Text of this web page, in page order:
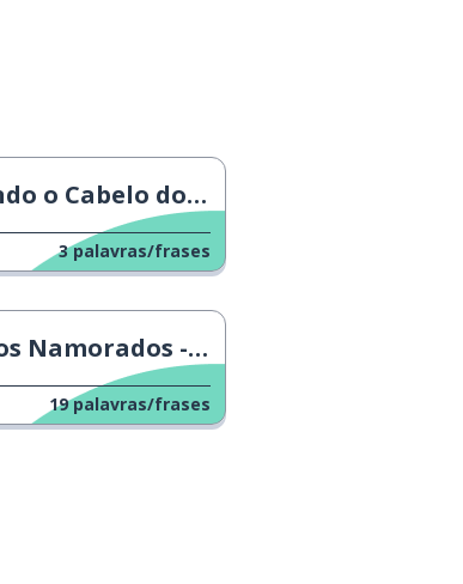
o Cabelo do Papai
3 palavras/frases
- Amor verdadeiro
19 palavras/frases